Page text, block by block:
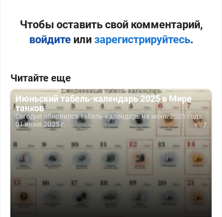
Чтобы оставить свой комментарий,
войдитеили зарегистрируйтесь.
Читайте еще
Июньский табель-календарь 2025 в Мире
танков
Сегодня обновился табель-календарь на июнь 2025 года.
01 июня 2025 г.
7